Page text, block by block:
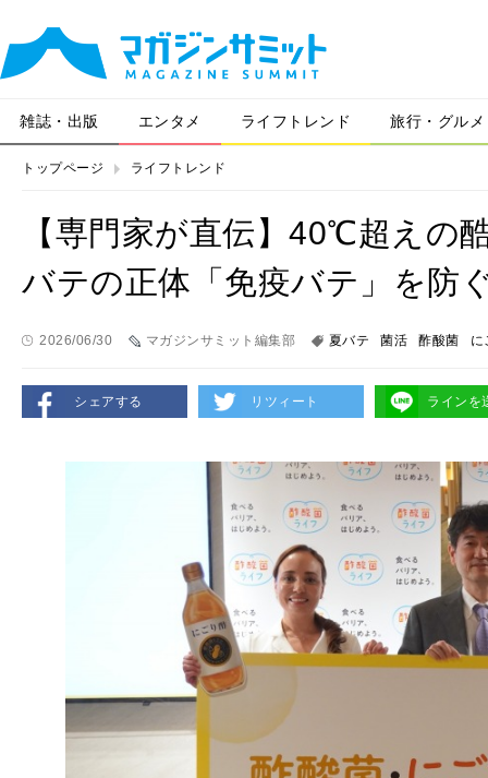
雑誌・出版 エンタメ ライフトレンド 旅行・グルメ
トップページ ライフトレンド
【専門家が直伝】40℃超えの
バテの正体「免疫バテ」を防
2026/06/30 マガジンサミット編集部 夏バテ 菌活 酢酸菌 に
シェアする リツィート ラインを